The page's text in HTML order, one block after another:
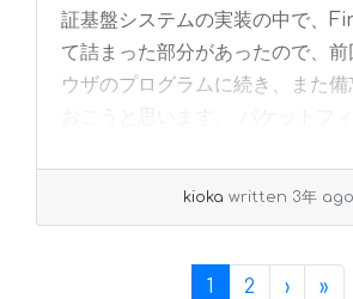
証基盤システムの実装の中で、
て詰まった部分があったので、
ウザのプログラムに続き、また
kioka written 3年 ago
Current Page
1 Page
2 › »